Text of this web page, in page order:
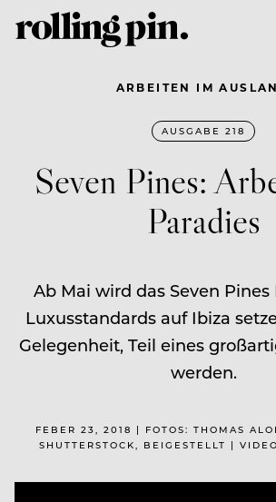
ARBEITEN IM
AUSGABE 218
Seven Pines:
Paradies
Ab Mai wird das Seven Pines
Luxusstandards auf Ibiza
Gelegenheit, Teil eines
werden.
FEBER 23, 2018 | FOTOS: THOMAS
SHUTTERSTOCK, BEIGESTELLT |